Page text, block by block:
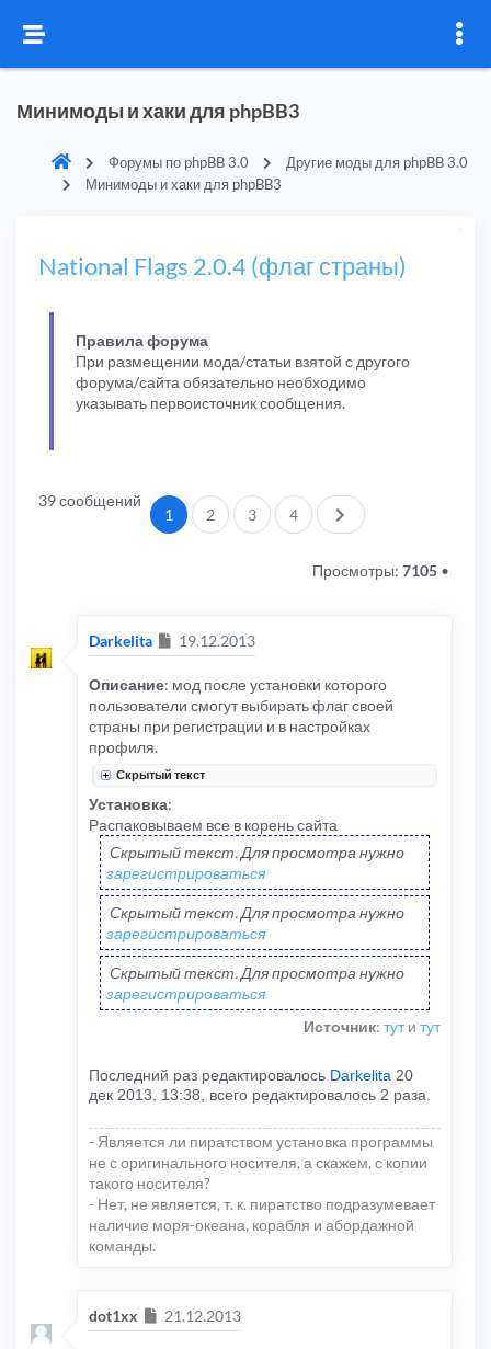
Минимоды и хаки для phpBB3
Форумы по phpBB 3.0
Другие моды для phpBB 3.0
Минимоды и хаки для phpBB3
National Flags 2.0.4 (флаг страны)
Правила форума
При размещении мода/статьи взятой с другого
форума/сайта обязательно необходимо
указывать первоисточник сообщения.
39 сообщений
1 2 3 4 След.
Просмотры: 7105 •
Darkelita Сообщение
19.12.2013
Описание: мод после установки которого
пользователи смогут выбирать флаг своей
страны при регистрации и в настройках
профиля.
Скрытый текст
Установка:
Распаковываем все в корень сайта
Скрытый текст. Для просмотра нужно
зарегистрироваться
Скрытый текст. Для просмотра нужно
зарегистрироваться
Скрытый текст. Для просмотра нужно
зарегистрироваться
Источник: тути тут
Последний раз редактировалось Darkelita 20
дек 2013, 13:38, всего редактировалось 2 раза.
- Является ли пиратством установка программы
не с оригинального носителя, а скажем, с копии
такого носителя?
- Нет, не является, т. к. пиратство подразумевает
наличие моря-океана, корабля и абордажной
команды.
dot1xx Сообщение
21.12.2013